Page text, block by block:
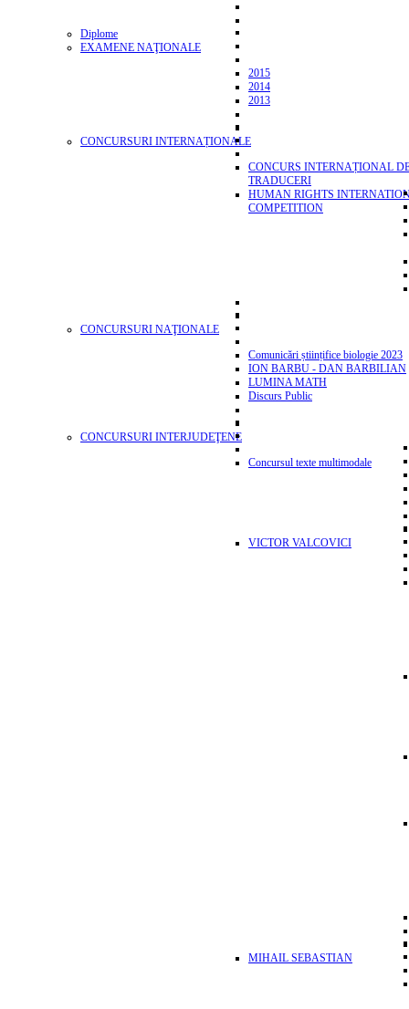
Diplome
EXAMENE NAŢIONALE
2015
2014
2013
CONCURSURI INTERNAȚIONALE
CONCURS INTERNAȚIONAL
TRADUCERI
HUMAN RIGHTS
COMPETITION
CONCURSURI NAŢIONALE
Comunicări științifice biologie 2023
ION BARBU - DAN BARBILIAN
LUMINA MATH
Discurs Public
CONCURSURI INTERJUDEŢENE
Concursul texte multimodale
VICTOR VALCOVICI
MIHAIL SEBASTIAN